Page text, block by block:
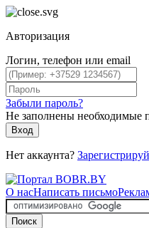
Авторизация
Логин, телефон или email
Забыли пароль?
Не заполнены необходимые
Вход
Нет аккаунта?
О насНаписать письмо
Поиск